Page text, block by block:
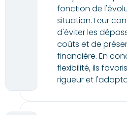
fonction de
situation. Leur
d'éviter les
coûts et de
financière. En
flexibilité, ils
rigueur et